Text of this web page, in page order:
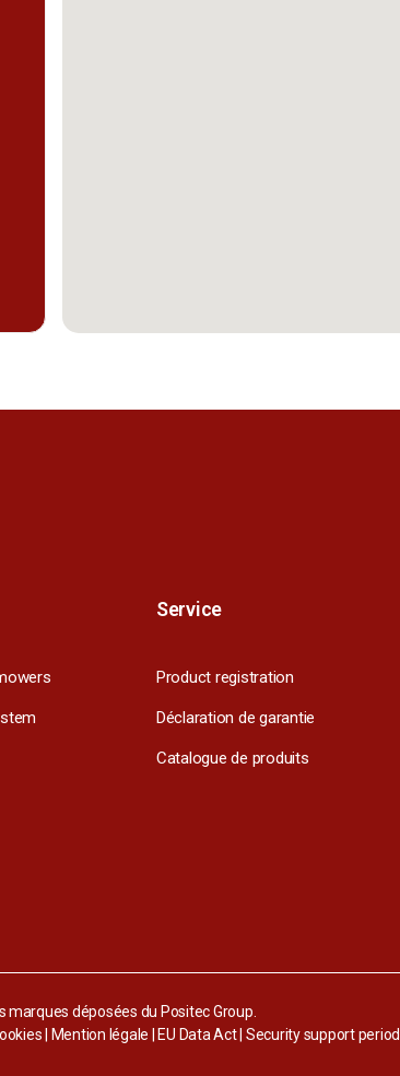
Service
Product registration
Déclaration de garantie
Catalogue de produits
déposées du Positec Group.
Mention légale EU Data Act| Security support period